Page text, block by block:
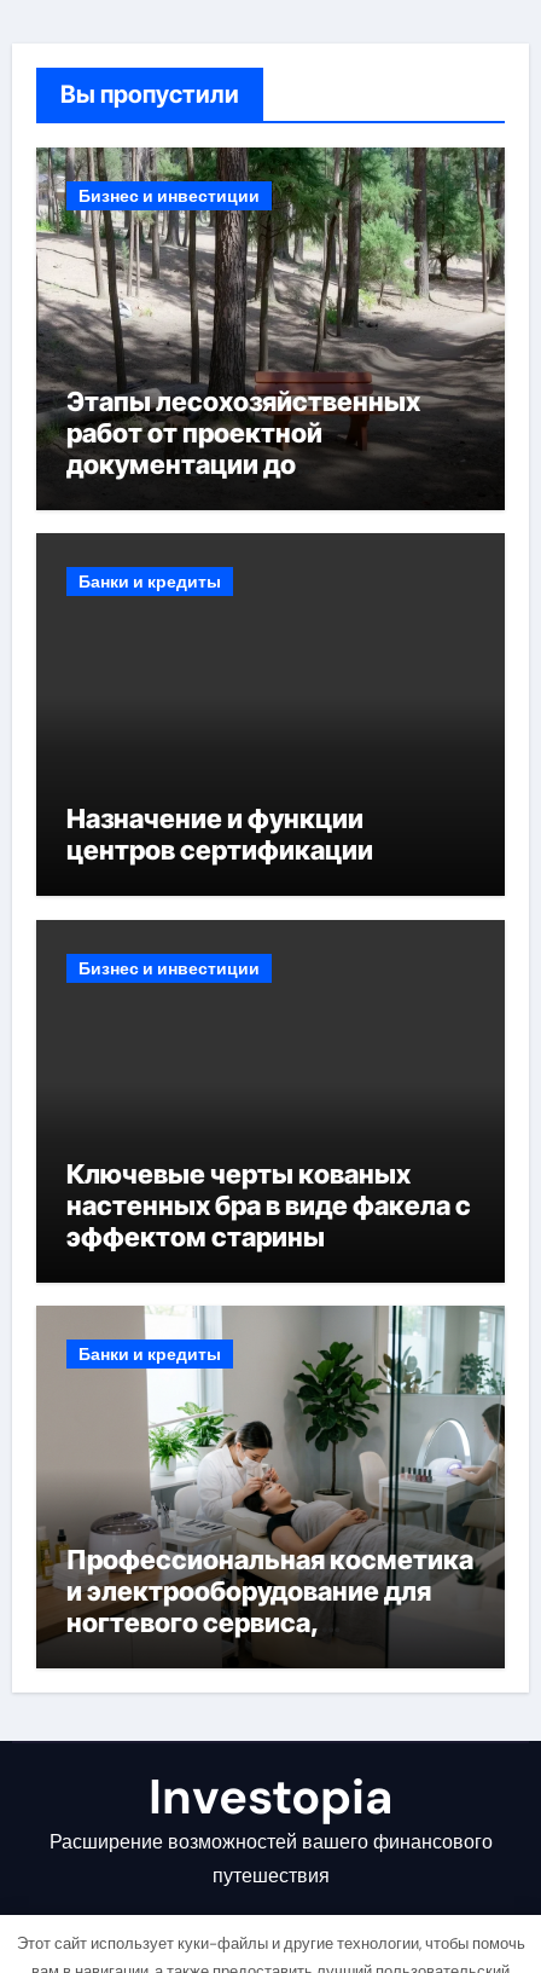
Вы пропустили
Бизнес и инвестиции
Этапы лесохозяйственных
работ от проектной
документации до
мероприятий и обустройства
Банки и кредиты
Назначение и функции
центров сертификации
Бизнес и инвестиции
Ключевые черты кованых
настенных бра в виде факела с
эффектом старины
Банки и кредиты
Профессиональная косметика
и электрооборудование для
ногтевого сервиса,
наращивания ресниц и
депиляции
Investopia
Расширение возможностей вашего финансового
путешествия
Этот сайт использует куки-файлы и другие технологии, чтобы помочь